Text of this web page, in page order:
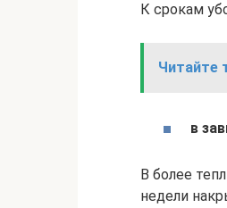
К срокам
Читайте
в
В более
недели